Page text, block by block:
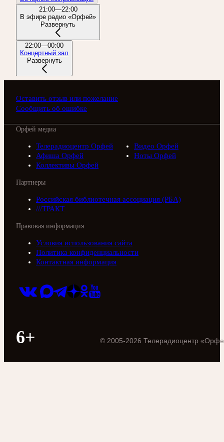
21:00—22:00
В эфире радио «Орфей»
Развернуть
22:00—00:00
Концертный зал
Развернуть
Оставить отзыв или пожелание
Сообщить об ошибке
Орфей медиа
Телерадиоцентр Орфей
Видео Орфей
Афиша Орфей
Ноты Орфей
Коллективы Орфей
Партнеры
Российская библиотечная ассоциация (РБА)
///ТРАКТ
Правовая информация
Условия использования сайта
Политика конфиденциальности
Контактная информация
6+ © 2005-2026 Телерадиоцентр